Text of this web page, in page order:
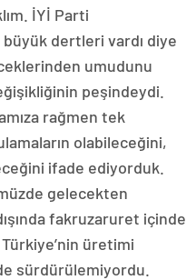
İYİ Parti
dertleri vardı diye
umudunu
peşindeydi.
rağmen tek
olabileceğini,
ifade ediyorduk.
gelecekten
fakruzaruret içinde
üretimi
sürdürülemiyordu.